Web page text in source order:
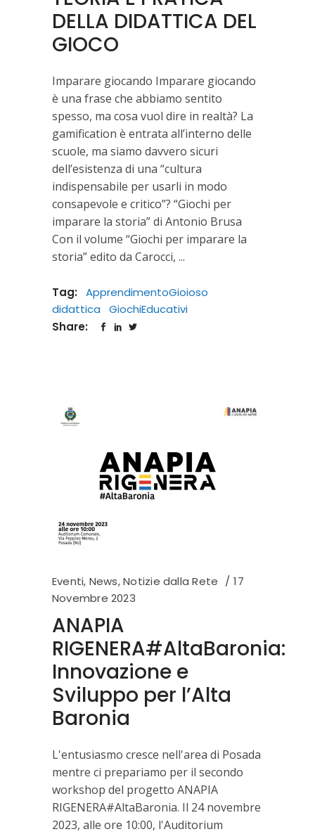
DELLA DIDATTICA DEL
GIOCO
Imparare giocando Imparare giocando
è una frase che abbiamo sentito
spesso, ma cosa vuol dire in realtà? La
gamification è entrata all’interno delle
scuole, ma siamo davvero sicuri
dell’esistenza di una “cultura
indispensabile per usarli in modo
consapevole e critico”? “Giochi per
imparare la storia” di Antonio Brusa
Con il volume “Giochi per imparare la
storia” edito da Carocci,
Tag:
ApprendimentoGioioso
didattica
GiochiEducativi
Share:
Eventi, News,Notizie dalla Rete
17
Novembre 2023
ANAPIA
RIGENERA#AltaBaronia:
Innovazione e
Sviluppo per l’Alta
Baronia
L'entusiasmo cresce nell'area di Posada
mentre ci prepariamo per il secondo
workshop del progetto ANAPIA
RIGENERA#AltaBaronia. Il 24 novembre
2023, alle ore 10:00, l'Auditorium